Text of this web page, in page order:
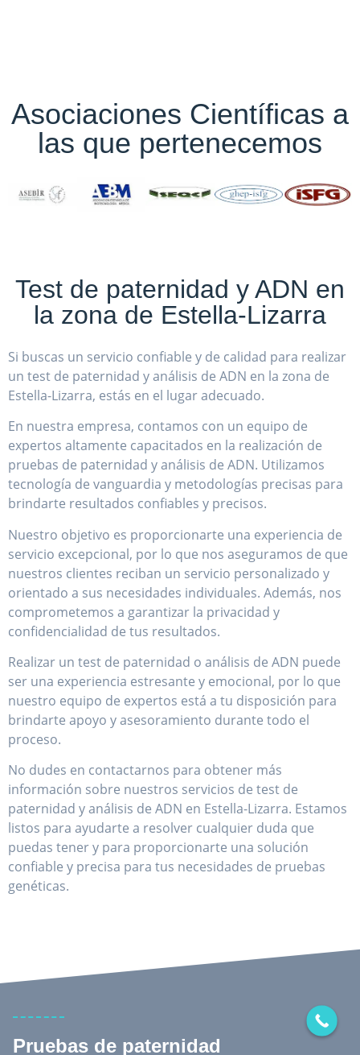
Asociaciones Científicas a
las que pertenecemos
Test de paternidad y ADN en
la zona de Estella-Lizarra
Si buscas un servicio confiable y de calidad para realizar
un test de paternidad y análisis de ADN en la zona de
Estella-Lizarra, estás en el lugar adecuado.
En nuestra empresa, contamos con un equipo de
expertos altamente capacitados en la realización de
pruebas de paternidad y análisis de ADN. Utilizamos
tecnología de vanguardia y metodologías precisas para
brindarte resultados confiables y precisos.
Nuestro objetivo es proporcionarte una experiencia de
servicio excepcional, por lo que nos aseguramos de que
nuestros clientes reciban un servicio personalizado y
orientado a sus necesidades individuales. Además, nos
comprometemos a garantizar la privacidad y
confidencialidad de tus resultados.
Realizar un test de paternidad o análisis de ADN puede
ser una experiencia estresante y emocional, por lo que
nuestro equipo de expertos está a tu disposición para
brindarte apoyo y asesoramiento durante todo el
proceso.
No dudes en contactarnos para obtener más
información sobre nuestros servicios de test de
paternidad y análisis de ADN en Estella-Lizarra. Estamos
listos para ayudarte a resolver cualquier duda que
puedas tener y para proporcionarte una solución
confiable y precisa para tus necesidades de pruebas
genéticas.
Pruebas de paternidad